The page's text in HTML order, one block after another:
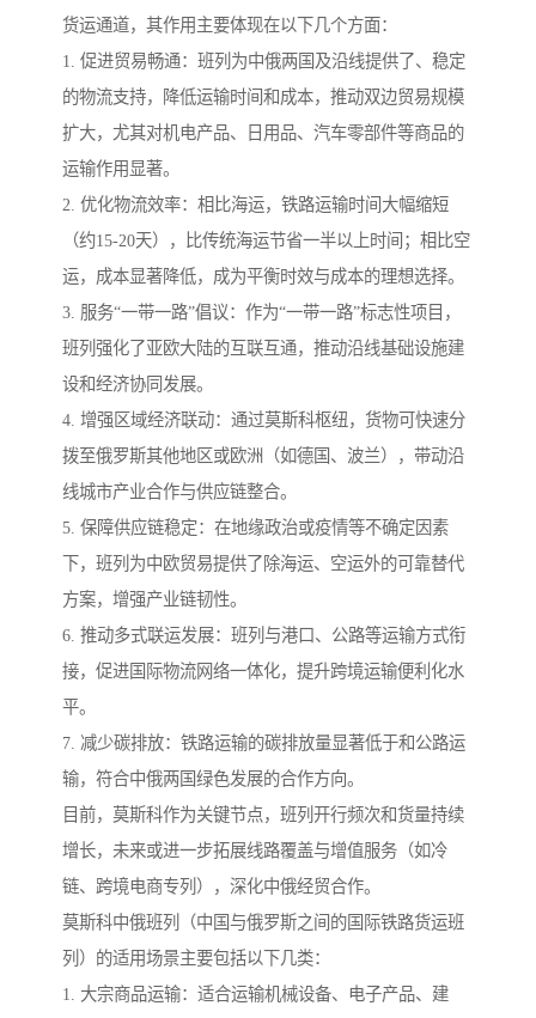
货运通道，其作用主要体现在以下几个方面：
1. 促进贸易畅通：班列为中俄两国及沿线提供了、稳定
的物流支持，降低运输时间和成本，推动双边贸易规模
扩大，尤其对机电产品、日用品、汽车零部件等商品的
运输作用显著。
2. 优化物流效率：相比海运，铁路运输时间大幅缩短
（约15-20天），比传统海运节省一半以上时间；相比空
运，成本显著降低，成为平衡时效与成本的理想选择。
3. 服务“一带一路”倡议：作为“一带一路”标志性项目，
班列强化了亚欧大陆的互联互通，推动沿线基础设施建
设和经济协同发展。
4. 增强区域经济联动：通过莫斯科枢纽，货物可快速分
拨至俄罗斯其他地区或欧洲（如德国、波兰），带动沿
线城市产业合作与供应链整合。
5. 保障供应链稳定：在地缘政治或疫情等不确定因素
下，班列为中欧贸易提供了除海运、空运外的可靠替代
方案，增强产业链韧性。
6. 推动多式联运发展：班列与港口、公路等运输方式衔
接，促进国际物流网络一体化，提升跨境运输便利化水
平。
7. 减少碳排放：铁路运输的碳排放量显著低于和公路运
输，符合中俄两国绿色发展的合作方向。
目前，莫斯科作为关键节点，班列开行频次和货量持续
增长，未来或进一步拓展线路覆盖与增值服务（如冷
链、跨境电商专列），深化中俄经贸合作。
莫斯科中俄班列（中国与俄罗斯之间的国际铁路货运班
列）的适用场景主要包括以下几类：
1. 大宗商品运输：适合运输机械设备、电子产品、建